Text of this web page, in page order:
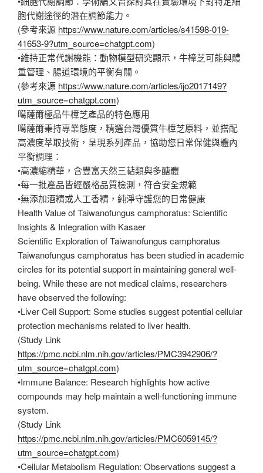
胞代謝途徑的潛在調節能力。
(參考來源 https://www.nature.com/articles/s41598-019-
41653-9?utm_source=chatgpt.com)
•維持正常代謝機能：動物模型研究顯示，牛樟芝可能與體
重管理、腸道環境的平衡有關。
(參考來源 https://www.nature.com/articles/ijo2017149?
utm_source=chatgpt.com)
噶薩爾極品牛樟芝產品的特色應用
噶薩爾秉持專業態度，精選台灣優質牛樟芝原料，並搭配
高濃度萃取技術，呈現系列產品，協助您日常保健與體內
平衡調理：
•高濃縮精華，含豐富天然三萜類與多醣體
•每一批產品皆經嚴格品質檢測，符合安全規範
•無添加酒精或人工香精，純淨守護您的日常健康
Health Value of Taiwanofungus camphoratus: Scientific
Insights & Integration with Kasaer
Scientific Exploration of Taiwanofungus camphoratus
Taiwanofungus camphoratus has been studied in academic
circles for its potential support in maintaining general well-
being. While these are not medical claims, researchers
have observed the following:
•Liver Cell Support: Some studies suggest potential cellular
protection mechanisms related to liver health.
(Study Link
https://pmc.ncbi.nlm.nih.gov/articles/PMC3942906/?
utm_source=chatgpt.com)
•Immune Balance: Research highlights how active
compounds may help maintain a well-functioning immune
system.
(Study Link
https://pmc.ncbi.nlm.nih.gov/articles/PMC6059145/?
utm_source=chatgpt.com)
•Cellular Metabolism Regulation: Observations suggest a